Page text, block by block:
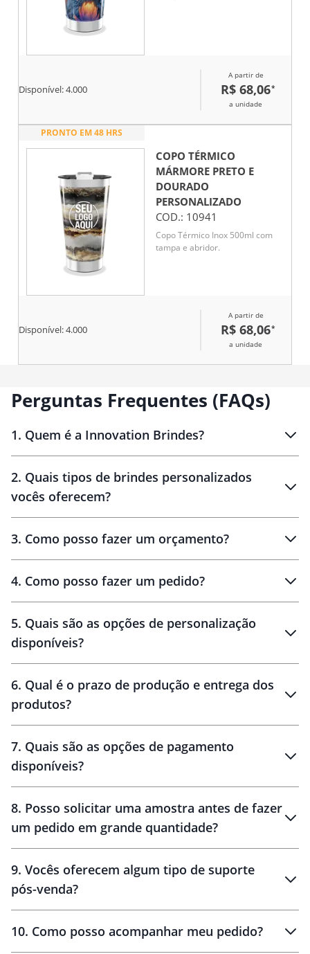
Disponível:4.000
A partir de
R$ 68,06*
a unidade
PRONTO EM 48 HRS
COPO TÉRMICO
MÁRMORE PRETO E
DOURADO
PERSONALIZADO
COD.: 10941
Copo Térmico Inox 500ml com
tampa e abridor.
Disponível:4.000
A partir de
R$ 68,06*
a unidade
Perguntas Frequentes (FAQs)
1. Quem é a Innovation Brindes?
Brindes personalizados
2. Quais tipos de brindes personalizados
vocês oferecem?
personalizados
3. Como posso fazer um orçamento?
brinde
personalização
4. Como posso fazer um pedido?
amostra virtual
5. Quais são as opções de personalização
disponíveis?
6. Qual é o prazo de produção e entrega dos
produtos?
10 dias
brinde
48 horas
7. Quais são as opções de pagamento
disponíveis?
8. Posso solicitar uma amostra antes de fazer
um pedido em grande quantidade?
amostras
9. Vocês oferecem algum tipo de suporte
pós-venda?
10. Como posso acompanhar meu pedido?